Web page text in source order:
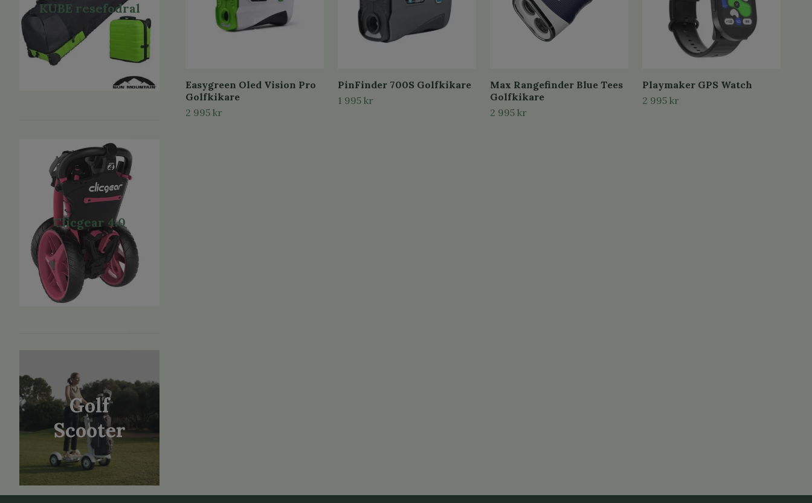
KUBE resefodral
Clicgear 4.0
Golf
Scooter
Easygreen Oled Vision Pro
Golfkikare
2 995 kr
PinFinder 700S Golfkikare
1 995 kr
Max Rangefinder Blue Tees
Golfkikare
2 995 kr
Playmaker GPS Watch
2 995 kr